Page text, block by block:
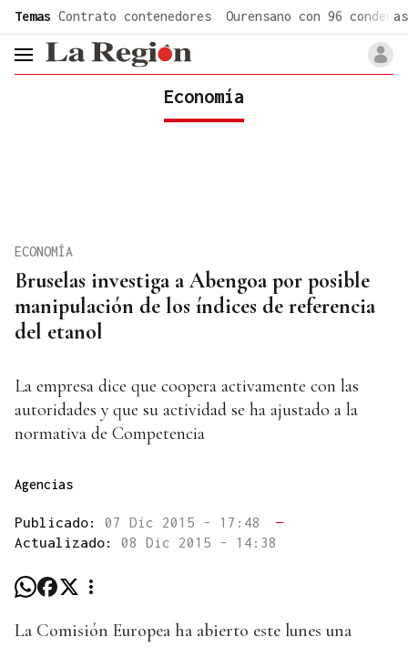
Temas Contrato contenedores Ourensano con 96 condenas
header.menu.open
Economía
Bruselas investiga a Abengoa por posible
manipulación de los índices de referencia
del etanol
ECONOMÍA
La empresa dice que coopera activamente con las
autoridades y que su actividad se ha ajustado a la
normativa de Competencia
Agencias
Publicado: 07 Dic 2015 - 17:48
—
Actualizado: 08 Dic 2015 - 14:38
La Comisión Europea ha abierto este lunes una